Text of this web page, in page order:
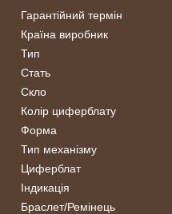
Гарантійний термін
Країна виробник
Тип
Стать
Скло
Колір циферблату
Форма
Тип механізму
Циферблат
Індикація
Браслет/Ремінець